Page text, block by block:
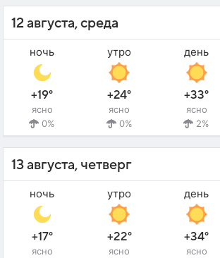
12 августа, среда
ночь
+19°
ясно
0%
утро
+24°
ясно
0%
день
+33°
ясно
2%
13 августа, четверг
ночь
+17°
ясно
утро
+22°
ясно
день
+34°
ясно